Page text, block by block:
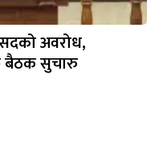
अवरोध,
बैठक सुचारु